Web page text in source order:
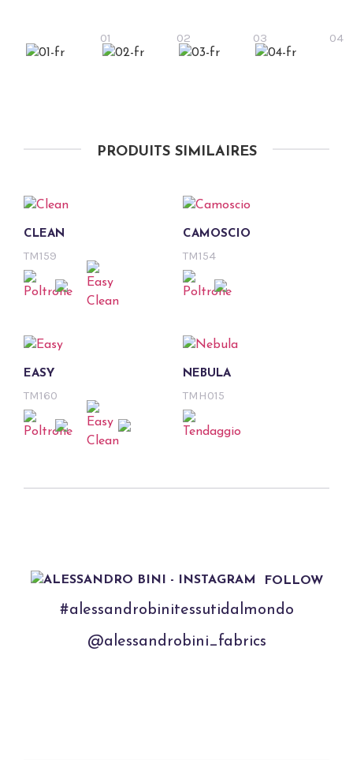
01 02 03 04
PRODUITS SIMILAIRES
CLEAN
TM159
CAMOSCIO
TM154
EASY
TM160
NEBULA
TMH015
FOLLOW
#alessandrobinitessutidalmondo
@alessandrobini_fabrics